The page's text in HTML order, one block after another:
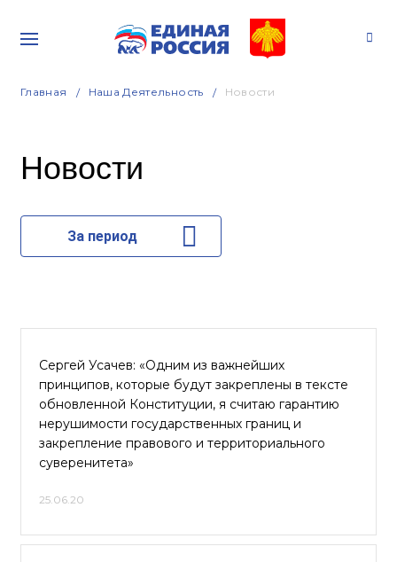
Главная Наша Деятельность Новости
Новости
За период
Сергей Усачев: «Одним из важнейших
принципов, которые будут закреплены в тексте
обновленной Конституции, я считаю гарантию
нерушимости государственных границ и
закрепление правового и территориального
суверенитета»
25.06.20